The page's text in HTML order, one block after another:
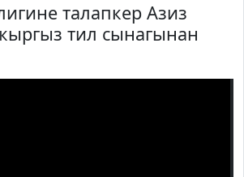
талапкер Азиз
тил сынагынан